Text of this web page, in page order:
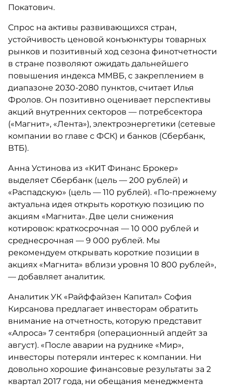
Покатович.
Спрос на активы развивающихся стран,
устойчивость ценовой конъюнктуры товарных
рынков и позитивный ход сезона финотчетности
в стране позволяют ожидать дальнейшего
повышения индекса ММВБ, с закреплением в
диапазоне 2030-2080 пунктов, считает Илья
Фролов. Он позитивно оценивает перспективы
акций внутренних секторов — потребсектора
(«Магнит», «Лента»), электроэнергетики (сетевые
компании во главе с ФСК) и банков (Сбербанк,
ВТБ).
Анна Устинова из «КИТ Финанс Брокер»
выделяет Сбербанк (цель — 200 рублей) и
«Распадскую» (цель — 110 рублей). «По-прежнему
актуальна идея открыть короткую позицию по
акциям «Магнита». Две цели снижения
котировок: краткосрочная — 10 000 рублей и
среднесрочная — 9 000 рублей. Мы
рекомендуем открывать короткие позиции в
акциях «Магнита» вблизи уровня 10 800 рублей»,
— добавляет аналитик.
Аналитик УК «Райффайзен Капитал» София
Кирсанова предлагает инвесторам обратить
внимание на отчетность, которую представит
«Алроса» 7 сентября (операционный апдейт за
август). «После аварии на руднике «Мир»,
инвесторы потеряли интерес к компании. Ни
довольно хорошие финансовые результаты за 2
квартал 2017 года, ни обещания менеджмента